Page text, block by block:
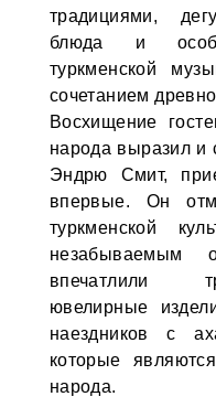
традициями,
блюда и
туркменской
сочетанием
Восхищение
народа выразил и
Эндрю Смит,
впервые. Он
туркменской
незабываемым
впечатлили
ювелирные
наездников с
которые
народа.